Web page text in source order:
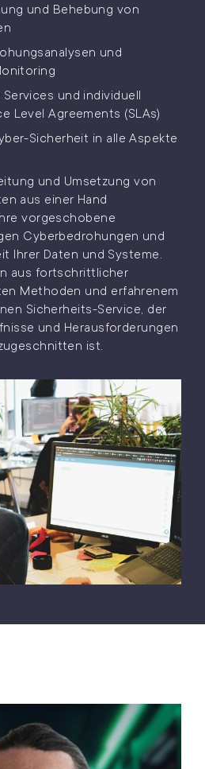
und Behebung von
und
und individuell
Level Agreements (SLAs)
Sicherheit in alle Aspekte
und Umsetzung von
aus einer Hand
vorgeschobene
Cyberbedrohungen und
Ihrer Daten und Systeme.
aus fortschrittlicher
Methoden und erfahrenem
Sicherheits-Service, der
und Herausforderungen
ist.